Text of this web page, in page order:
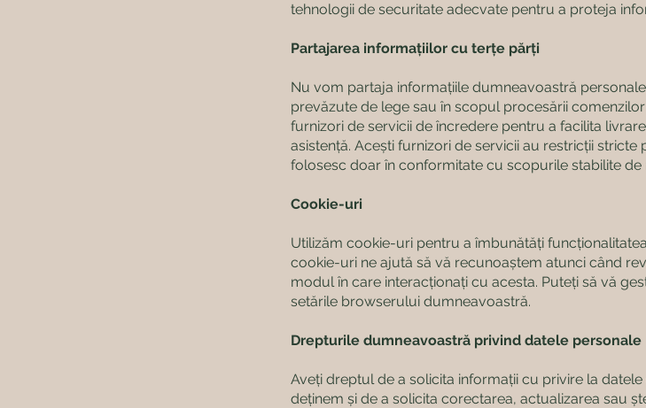
tehnologii de securitate adecvate pentru a proteja
Partajarea informațiilor cu terțe părți
Nu vom partaja informațiile dumneavoastră
prevăzute de lege sau în scopul procesării
furnizori de servicii de încredere pentru a facilita
asistență. Acești furnizori de servicii au restricții
folosesc doar în conformitate cu scopurile stabilite de
Cookie-uri
Utilizăm cookie-uri pentru a îmbunătăți
cookie-uri ne ajută să vă recunoaștem atunci când
modul în care interacționați cu acesta. Puteți să vă
setările browserului dumneavoastră.
Drepturile dumneavoastră privind datele personale
Aveți dreptul de a solicita informații cu privire la
deținem și de a solicita corectarea, actualizarea sau